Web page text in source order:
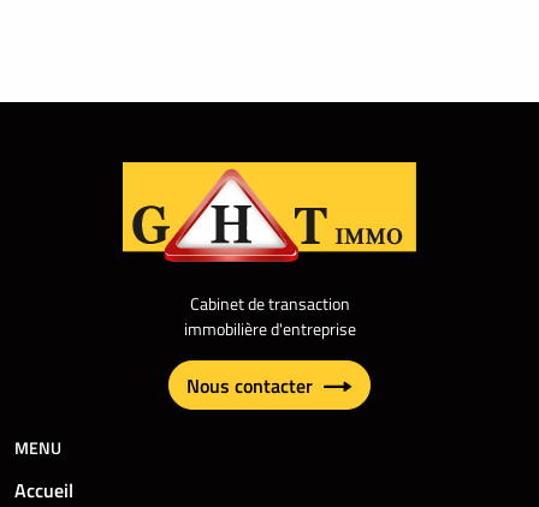
Cabinet de transaction
immobilière d'entreprise
Nous contacter
MENU
Accueil